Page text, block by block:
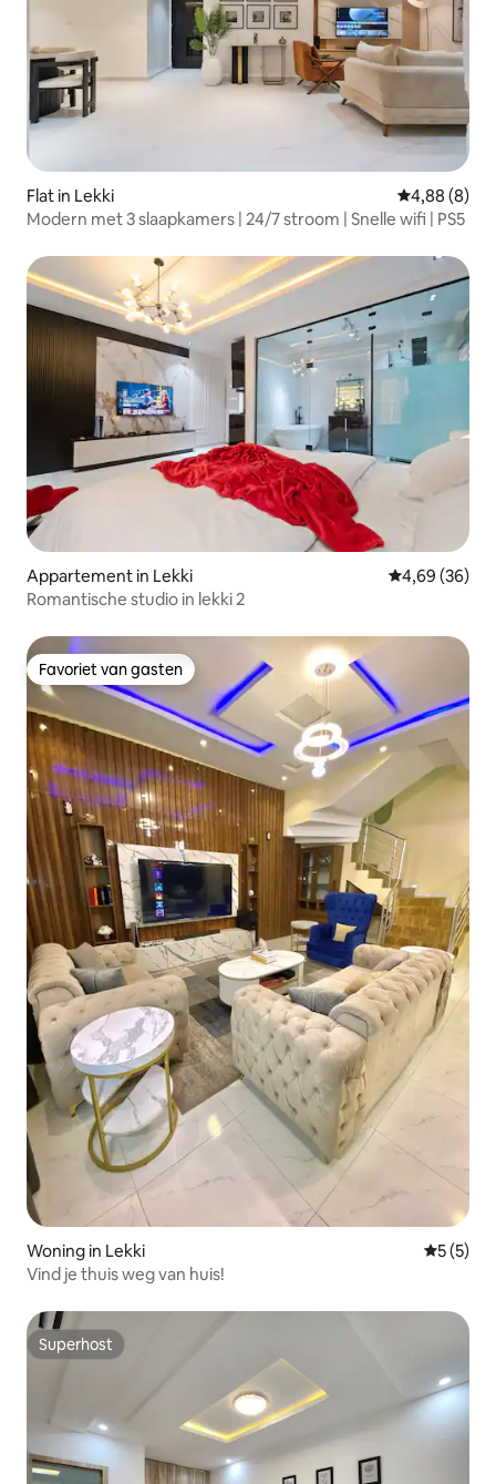
Flat in Lekki Gemiddelde
4,88 (8)
Modern met 3 slaapkamers | 24/7 stroom | Snelle wifi | PS5
Appartement in Lekki Gemiddelde
4,69 (36)
Romantische studio in lekki 2
Favoriet van gasten
Favoriet van gasten
Woning in Lekki
5 (5)
Vind je thuis weg van huis!
Superhost
Superhost